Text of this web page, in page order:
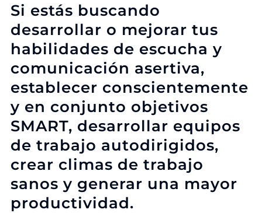
Si estás buscando
desarrollar o mejorar tus
habilidades de escucha y
comunicación asertiva,
establecer conscientemente
y en conjunto objetivos
SMART, desarrollar equipos
de trabajo autodirigidos,
crear climas de trabajo
sanos y generar una mayor
productividad.